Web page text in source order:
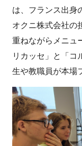
は、フランス出身
オクニ株式会社の
重ねながらメニュ
リカッセ」と「コ
生や教職員が本場